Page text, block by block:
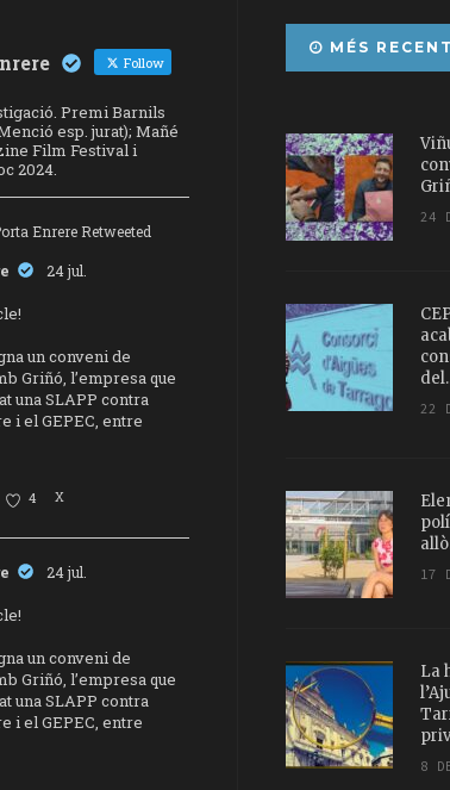
Follow
Premi Barnils
esp. jurat); Mañé
Film Festival i
2024.
Enrere Retweeted
24 jul.
un conveni de
Griñó, l’empresa que
una SLAPP contra
i el GEPEC, entre
4 X
24 jul.
un conveni de
Griñó, l’empresa que
una SLAPP contra
i el GEPEC, entre
MÉS RECENT
24
22
17
La
8